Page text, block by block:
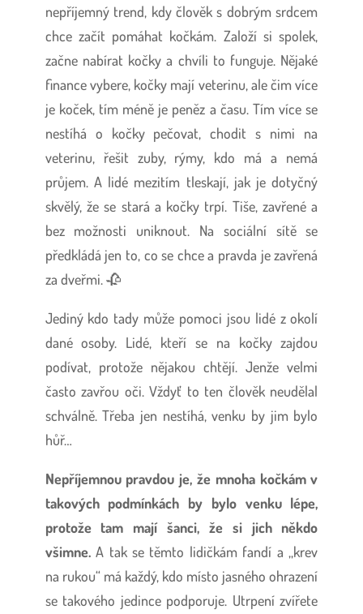
nepříjemný trend, kdy člověk s dobrým srdcem
chce začít pomáhat kočkám. Založí si spolek,
začne nabírat kočky a chvíli to funguje. Nějaké
finance vybere, kočky mají veterinu, ale čim více
je koček, tím méně je peněz a času. Tím více se
nestíhá o kočky pečovat, chodit s nimi na
veterinu, řešit zuby, rýmy, kdo má a nemá
průjem. A lidé mezitím tleskají, jak je dotyčný
skvělý, že se stará a kočky trpí. Tiše, zavřené a
bez možnosti uniknout. Na sociální sítě se
předkládá jen to, co se chce a pravda je zavřená
za dveřmi. 🥀
Jediný kdo tady může pomoci jsou lidé z okolí
dané osoby. Lidé, kteří se na kočky zajdou
podívat, protože nějakou chtějí. Jenže velmi
často zavřou oči. Vždyť to ten člověk neudělal
schválně. Třeba jen nestíhá, venku by jim bylo
hůř…
Nepříjemnou pravdou je, že mnoha kočkám v
takových podmínkách by bylo venku lépe,
protože tam mají šanci, že si jich někdo
všimne.A tak se těmto lidičkám fandí a ,,krev
na rukou“ má každý, kdo místo jasného ohrazení
se takového jedince podporuje. Utrpení zvířete